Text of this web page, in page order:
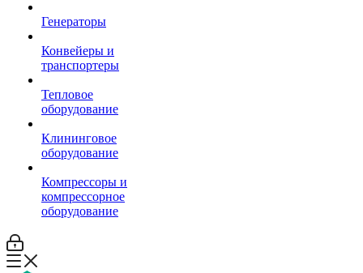
Генераторы
Конвейеры и
транспортеры
Тепловое
оборудование
Клининговое
оборудование
Компрессоры и
компрессорное
оборудование